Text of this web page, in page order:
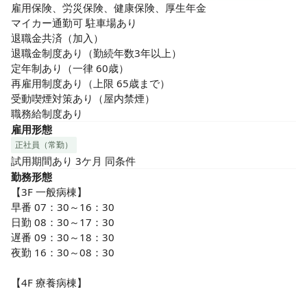
雇用保険、労災保険、健康保険、厚生年金
マイカー通勤可 駐車場あり
退職金共済（加入）
退職金制度あり（勤続年数3年以上）
定年制あり（一律 60歳）
再雇用制度あり（上限 65歳まで）
受動喫煙対策あり（屋内禁煙）
職務給制度あり
雇用形態
正社員（常勤）
試用期間あり 3ケ月 同条件
勤務形態
【3F 一般病棟】
早番 07：30～16：30
日勤 08：30～17：30
遅番 09：30～18：30
夜勤 16：30～08：30
【4F 療養病棟】